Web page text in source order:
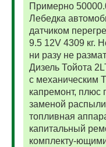
Примерно
Лебедка
датчиком
9.5 12V 4309 кг.
ни разу не
Дизель Тойота
с
капремонт, плюс
заменой
топливная
капитальный
комплекту-